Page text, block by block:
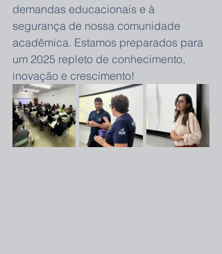
demandas educacionais e à
segurança de nossa comunidade
acadêmica. Estamos preparados para
um 2025 repleto de conhecimento,
inovação e crescimento!